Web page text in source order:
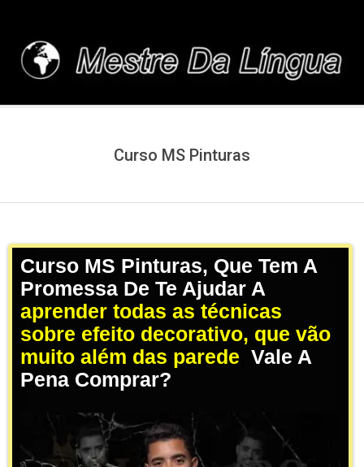
content
Curso MS Pinturas
Curso MS Pinturas, Que Tem A
Promessa De Te Ajudar A
aprender todas as técnicas
sobre efeito decorativo, que vão
muito além das parede Vale A
Pena Comprar?